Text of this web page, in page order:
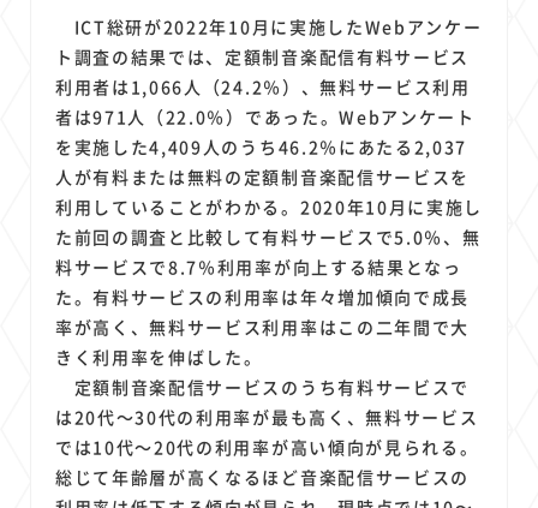
ICT総研が2022年10月に実施したWebアンケー
ト調査の結果では、定額制音楽配信有料サービス
利用者は1,066人（24.2％）、無料サービス利用
者は971人（22.0％）であった。Webアンケート
を実施した4,409人のうち46.2％にあたる2,037
人が有料または無料の定額制音楽配信サービスを
利用していることがわかる。2020年10月に実施し
た前回の調査と比較して有料サービスで5.0％、無
料サービスで8.7％利用率が向上する結果となっ
た。有料サービスの利用率は年々増加傾向で成長
率が高く、無料サービス利用率はこの二年間で大
きく利用率を伸ばした。
定額制音楽配信サービスのうち有料サービスで
は20代～30代の利用率が最も高く、無料サービス
では10代～20代の利用率が高い傾向が見られる。
総じて年齢層が高くなるほど音楽配信サービスの